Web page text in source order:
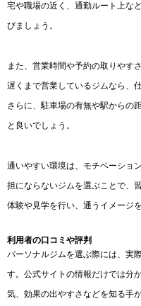
宅や職場の近く、通勤ルート上な
びましょう。
また、営業時間や予約の取りやす
遅くまで営業しているジムなら、
さらに、駐車場の有無や駅からの
と良いでしょう。
通いやすい環境は、モチベーショ
担にならないジムを選ぶことで、
体験や見学を行い、通うイメージ
利用者の口コミや評判
パーソナルジムを選ぶ際には、実
す。公式サイトの情報だけでは分
気、効果の出やすさなどを知る手